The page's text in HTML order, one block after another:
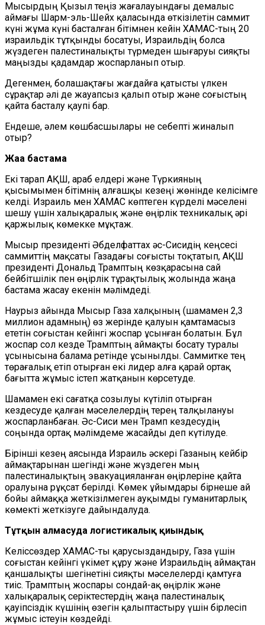
Мысырдың Қызыл теңіз жағалауындағы демалыс
аймағы Шарм-эль-Шейх қаласында өткізілетін саммит
күні жұма күні басталған бітімнен кейін ХАМАС-тың 20
израильдік тұтқынды босатуы, Израильдің болса
жүздеген палестиналықты түрмеден шығаруы сияқты
маңызды қадамдар жоспарланып отыр.
Дегенмен, болашақтағы жағдайға қатысты үлкен
сұрақтар әлі де жауапсыз қалып отыр және соғыстың
қайта басталу қаупі бар.
Ендеше, әлем көшбасшылары не себепті жиналып
отыр?
Жаңа бастама
Екі тарап АҚШ, араб елдері және Түркияның
қысымымен бітімнің алғашқы кезеңі жөнінде келісімге
келді. Израиль мен ХАМАС көптеген күрделі мәселені
шешу үшін халықаралық және өңірлік техникалық әрі
қаржылық көмекке мұқтаж.
Мысыр президенті Әбделфаттах әс-Сисидің кеңсесі
саммиттің мақсаты Газадағы соғысты тоқтатып, АҚШ
президенті Дональд Трамптың көзқарасына сай
бейбітшілік пен өңірлік тұрақтылық жолында жаңа
бастама жасау екенін мәлімдеді.
Наурыз айында Мысыр Газа халқының (шамамен 2,3
миллион адамның) өз жерінде қалуын қамтамасыз
ететін соғыстан кейінгі жоспар ұсынған болатын. Бұл
жоспар сол кезде Трамптың аймақты босату туралы
ұсынысына балама ретінде ұсынылды. Саммитке тең
төрағалық етіп отырған екі лидер алға қарай ортақ
бағытта жұмыс істеп жатқанын көрсетуде.
Шамамен екі сағатқа созылуы күтіліп отырған
кездесуде қалған мәселелердің терең талқылануы
жоспарланбаған. Әс-Сиси мен Трамп кездесудің
соңында ортақ мәлімдеме жасайды деп күтілуде.
Бірінші кезең аясында Израиль әскері Газаның кейбір
аймақтарынан шегінді және жүздеген мың
палестиналықтың эвакуацияланған өңірлеріне қайта
оралуына рұқсат берілді. Көмек ұйымдары бірнеше ай
бойы аймаққа жеткізілмеген ауқымды гуманитарлық
көмекті жеткізуге дайындалуда.
Тұтқын алмасуда логистикалық қиындық
Келіссөздер ХАМАС-ты қарусыздандыру, Газа үшін
соғыстан кейінгі үкімет құру және Израильдің аймақтан
қаншалықты шегінетіні сияқты мәселелерді қамтуға
тиіс. Трамптың жоспары сондай-ақ өңірлік және
халықаралық серіктестердің жаңа палестиналық
қауіпсіздік күшінің өзегін қалыптастыру үшін бірлесіп
жұмыс істеуін көздейді.